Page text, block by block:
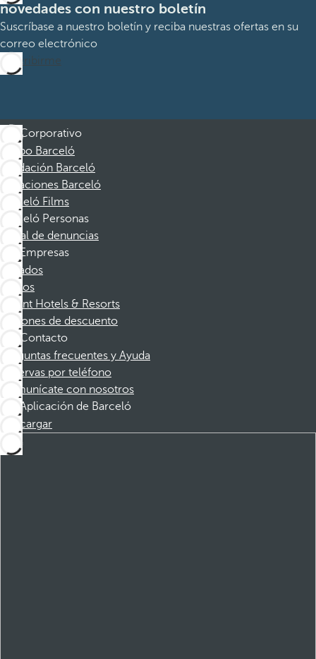
novedades con nuestro boletín
Suscríbase a nuestro boletín y reciba nuestras ofertas en su
correo electrónico
Suscribirme
Corporativo
Grupo Barceló
Fundación Barceló
Vacaciones Barceló
Barceló Films
Barceló Personas
Canal de denuncias
Empresas
Afiliados
Socios
Dorint Hotels & Resorts
Cupones de descuento
Contacto
Preguntas frecuentes y Ayuda
Reservas por teléfono
Comunícate con nosotros
Aplicación de Barceló
Descargar